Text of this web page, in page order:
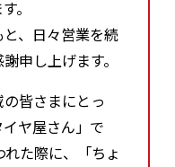
。
、日々営業を続
申し上げます。
皆さまにとっ
ヤ屋さん」で
た際に、「ちょ